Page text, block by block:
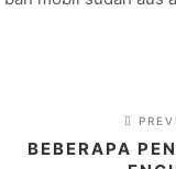
BEBERAPA